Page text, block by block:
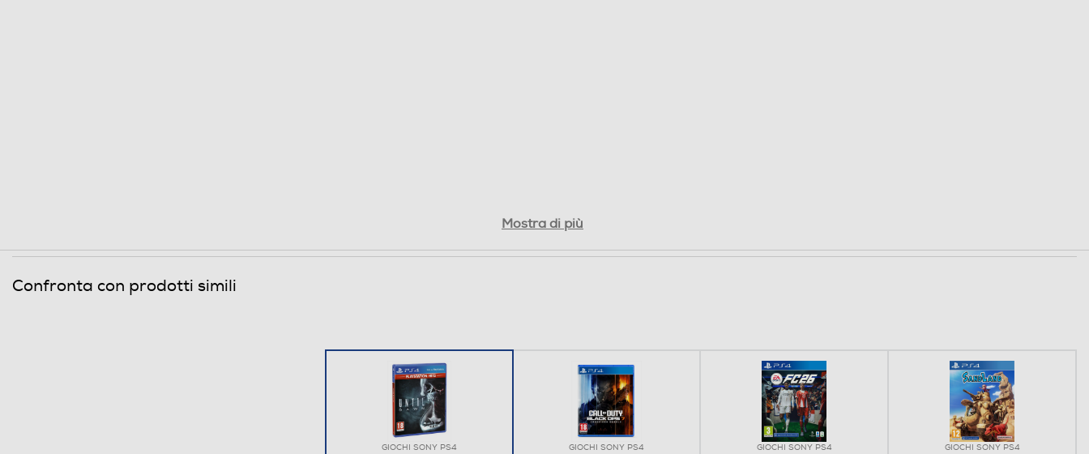
Mostra di più
Confronta con prodotti simili
GIOCHI SONY PS4 GIOCHI SONY PS4 GIOCHI SONY PS4 GIOCHI SONY PS4